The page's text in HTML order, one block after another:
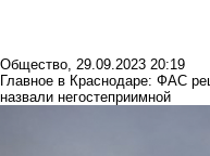
Общество, 29.09.2023 20:19
Главное в Краснодаре: ФАС
назвали негостеприимной